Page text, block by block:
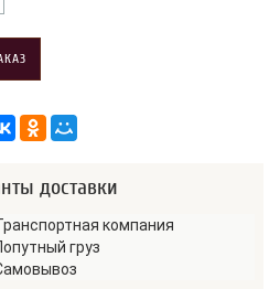
доставки
компания
груз